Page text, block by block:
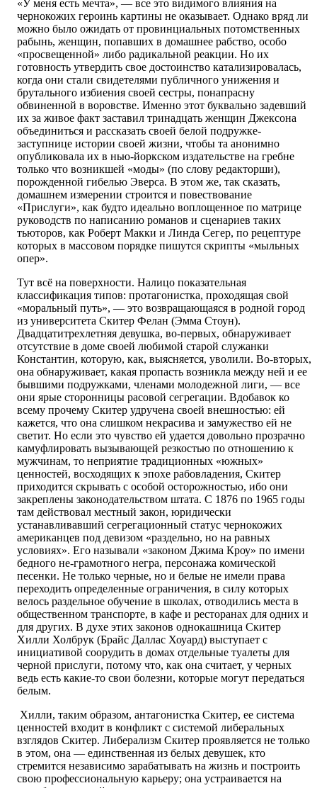
«У меня есть мечта», — все это видимого влияния на
чернокожих героинь картины не оказывает. Однако вряд ли
можно было ожидать от провинциальных потомственных
рабынь, женщин, попавших в домашнее рабство, особо
«просвещенной» либо радикальной реакции. Но их
готовность утвердить свое достоинство катализировалась,
когда они стали свидетелями публичного унижения и
брутального избиения своей сестры, понапрасну
обвиненной в воровстве. Именно этот буквально задевший
их за живое факт заставил тринадцать женщин Джексона
объединиться и рассказать своей белой подружке-
заступнице истории своей жизни, чтобы та анонимно
опубликовала их в нью-йоркском издательстве на гребне
только что возникшей «моды» (по слову редакторши),
порожденной гибелью Эверса. В этом же, так сказать,
домашнем измерении строится и повествование
«Прислуги», как будто идеально воплощенное по матрице
руководств по написанию романов и сценариев таких
тьюторов, как Роберт Макки и Линда Сегер, по рецептуре
которых в массовом порядке пишутся скрипты «мыльных
опер».
Тут всё на поверхности. Налицо показательная
классификация типов: протагонистка, проходящая свой
«моральный путь», — это возвращающаяся в родной город
из университета Скитер Фелан (Эмма Стоун).
Двадцатитрехлетняя девушка, во-первых, обнаруживает
отсутствие в доме своей любимой старой служанки
Константин, которую, как, выясняется, уволили. Во-вторых,
она обнаруживает, какая пропасть возникла между ней и ее
бывшими подружками, членами молодежной лиги, — все
они ярые сторонницы расовой сегрегации. Вдобавок ко
всему прочему Скитер удручена своей внешностью: ей
кажется, что она слишком некрасива и замужество ей не
светит. Но если это чувство ей удается довольно прозрачно
камуфлировать вызывающей резкостью по отношению к
мужчинам, то неприятие традиционных «южных»
ценностей, восходящих к эпохе рабовладения, Скитер
приходится скрывать с особой осторожностью, ибо они
закреплены законодательством штата. С 1876 по 1965 годы
там действовал местный закон, юридически
устанавливавший сегрегационный статус чернокожих
американцев под девизом «раздельно, но на равных
условиях». Его называли «законом Джима Кроу» по имени
бедного не-грамотного негра, персонажа комической
песенки. Не только черные, но и белые не имели права
переходить определенные ограничения, в силу которых
велось раздельное обучение в школах, отводились места в
общественном транспорте, в кафе и ресторанах для одних и
для других. В духе этих законов однокашница Скитер
Хилли Холбрук (Брайс Даллас Хоуард) выступает с
инициативой соорудить в домах отдельные туалеты для
черной прислуги, потому что, как она считает, у черных
ведь есть какие-то свои болезни, которые могут передаться
белым.
Хилли, таким образом, антагонистка Скитер, ее система
ценностей входит в конфликт с системой либеральных
взглядов Скитер. Либерализм Скитер проявляется не только
в этом, она — единственная из белых девушек, кто
стремится независимо зарабатывать на жизнь и построить
свою профессиональную карьеру; она устраивается на